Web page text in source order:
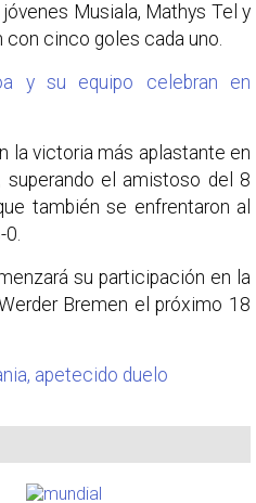
Musiala, Mathys Tel y
cinco goles cada uno.
y su equipo celebran en
la victoria más aplastante en
superando el amistoso del 8
también se enfrentaron al
0.
su participación en la
Bremen el próximo 18
apetecido duelo